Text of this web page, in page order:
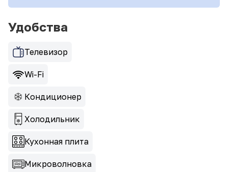
Удобства
Телевизор
Wi-Fi
Кондиционер
Холодильник
Кухонная плита
Микроволновка